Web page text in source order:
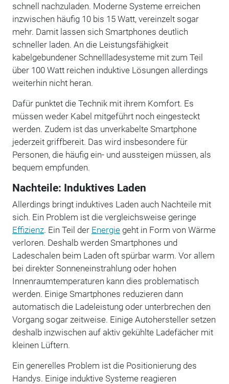
schnell nachzuladen. Moderne Systeme erreichen
inzwischen häufig 10 bis 15 Watt, vereinzelt sogar
mehr. Damit lassen sich Smartphones deutlich
schneller laden. An die Leistungsfähigkeit
kabelgebundener Schnellladesysteme mit zum Teil
über 100 Watt reichen induktive Lösungen allerdings
weiterhin nicht heran.
Dafür punktet die Technik mit ihrem Komfort. Es
müssen weder Kabel mitgeführt noch eingesteckt
werden. Zudem ist das unverkabelte Smartphone
jederzeit griffbereit. Das wird insbesondere für
Personen, die häufig ein- und aussteigen müssen, als
bequem empfunden.
Nachteile: Induktives Laden
Allerdings bringt induktives Laden auch Nachteile mit
sich. Ein Problem ist die vergleichsweise geringe
Effizienz. Ein Teil der Energiegeht in Form von Wärme
verloren. Deshalb werden Smartphones und
Ladeschalen beim Laden oft spürbar warm. Vor allem
bei direkter Sonneneinstrahlung oder hohen
Innenraumtemperaturen kann dies problematisch
werden. Einige Smartphones reduzieren dann
automatisch die Ladeleistung oder unterbrechen den
Vorgang sogar zeitweise. Einige Autohersteller setzen
deshalb inzwischen auf aktiv gekühlte Ladefächer mit
kleinen Lüftern.
Ein generelles Problem ist die Positionierung des
Handys. Einige induktive Systeme reagieren